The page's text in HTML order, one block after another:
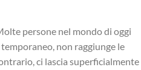
persone nel mondo di oggi
non raggiunge le
ci lascia superficialmente